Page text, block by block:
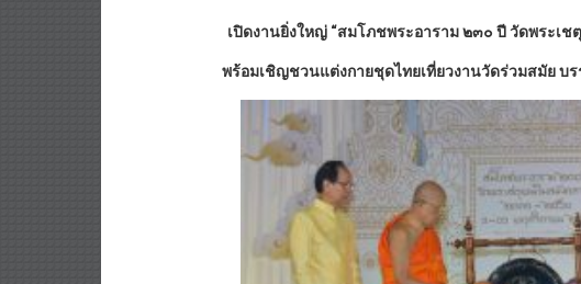
เปิดงานยิ่งใหญ่ “สมโภชพระอาราม ๒๓๐ ปี วัดพระเ
พร้อมเชิญชวนแต่งกายชุดไทยเที่ยวงานวัดร่วมสมัย บ